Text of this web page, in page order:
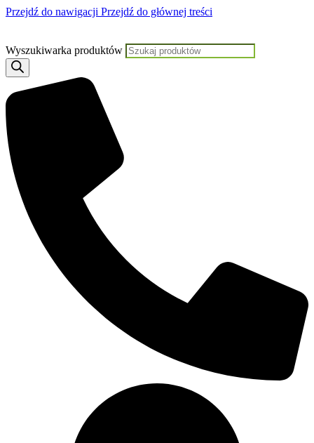
Przejdź do nawigacji Przejdź do głównej treści
Wyszukiwarka produktów